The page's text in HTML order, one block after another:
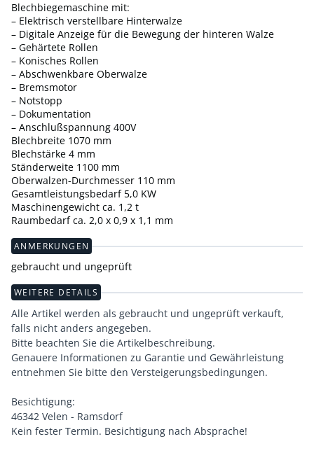
Blechbiegemaschine mit:
– Elektrisch verstellbare Hinterwalze
– Digitale Anzeige für die Bewegung der hinteren Walze
– Gehärtete Rollen
– Konisches Rollen
– Abschwenkbare Oberwalze
– Bremsmotor
– Notstopp
– Dokumentation
– Anschlußspannung 400V
Blechbreite 1070 mm
Blechstärke 4 mm
Ständerweite 1100 mm
Oberwalzen-Durchmesser 110 mm
Gesamtleistungsbedarf 5,0 KW
Maschinengewicht ca. 1,2 t
Raumbedarf ca. 2,0 x 0,9 x 1,1 mm
ANMERKUNGEN
gebraucht und ungeprüft
WEITERE DETAILS
Alle Artikel werden als gebraucht und ungeprüft verkauft,
falls nicht anders angegeben.
Bitte beachten Sie die Artikelbeschreibung.
Genauere Informationen zu Garantie und Gewährleistung
entnehmen Sie bitte den Versteigerungsbedingungen.
Besichtigung:
46342 Velen - Ramsdorf
Kein fester Termin. Besichtigung nach Absprache!